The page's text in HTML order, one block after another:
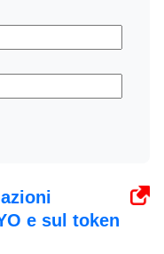
e sul token